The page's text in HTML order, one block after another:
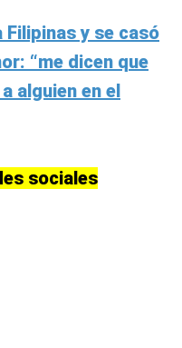
Filipinas y se casó
“me dicen que
alguien en el
sociales